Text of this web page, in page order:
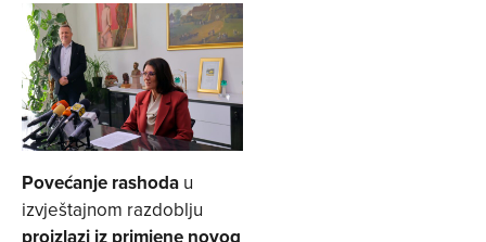
Povećanje rashoda u
izvještajnom razdoblju
proizlazi iz primjene novog